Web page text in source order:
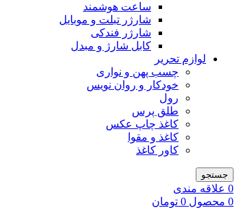
ساعت هوشمند
شارژر تبلت و موبایل
شارژر فندکی
کابل شارژ و مبدل
لوازم تحریر
چسب پهن و نواری
خودکار و روان نویس
رول
طلق پرس
کاغذ چاپ عکس
کاغذ و مقوا
کاور کاغذ
جستجو
0 علاقه مندی
0 محصول 0 تومان